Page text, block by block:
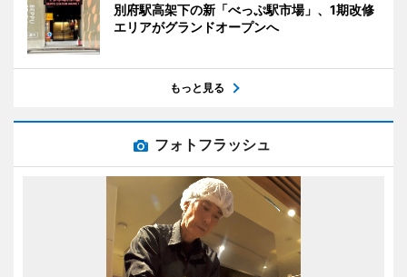
別府駅高架下の新「べっぷ駅市場」、1期改修
エリアがグランドオープンへ
もっと見る
フォトフラッシュ